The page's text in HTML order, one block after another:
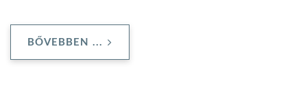
BŐVEBBEN ...